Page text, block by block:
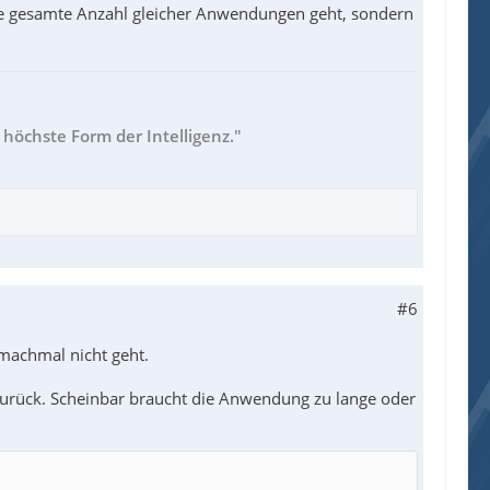
Anzahl gleicher Anwendungen geht, sondern
Form der Intelligenz."
#6
nicht geht.
Scheinbar braucht die Anwendung zu lange oder